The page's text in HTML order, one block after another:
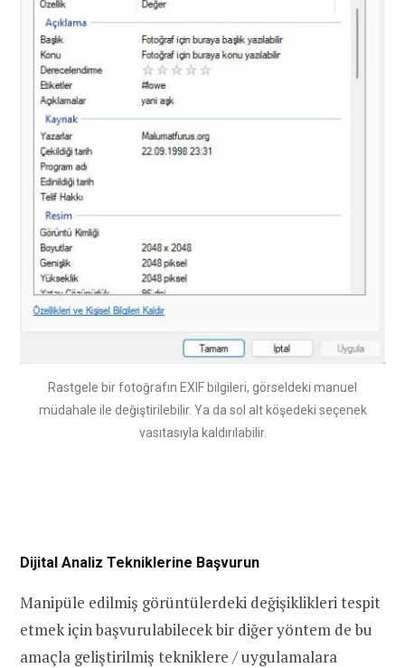
Rastgele bir fotoğrafın EXIF bilgileri, görseldeki manuel
müdahale ile değiştirilebilir. Ya da sol alt köşedeki seçenek
vasıtasıyla kaldırılabilir.
Dijital Analiz Tekniklerine Başvurun
Manipüle edilmiş görüntülerdeki değişiklikleri tespit
etmek için başvurulabilecek bir diğer yöntem de bu
amaçla geliştirilmiş tekniklere / uygulamalara